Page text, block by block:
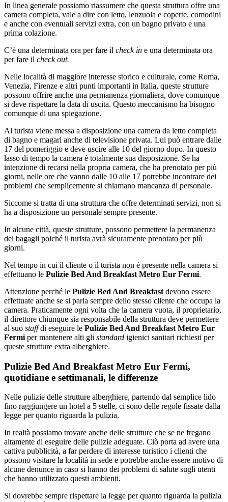
In linea generale possiamo riassumere che questa struttura offre una
camera completa, vale a dire con letto, lenzuola e coperte, comodini
e anche con eventuali servizi extra, con un bagno privato e una
prima colazione.
C’è una determinata ora per fare il check in e una determinata ora
per fare il check out.
Nelle località di maggiore interesse storico e culturale, come Roma,
Venezia, Firenze e altri punti importanti in Italia, queste strutture
possono offrire anche una permanenza giornaliera, dove comunque
si deve rispettare la data di uscita. Questo meccanismo ha bisogno
comunque di una spiegazione.
Al turista viene messa a disposizione una camera da letto completa
di bagno e magari anche di televisione privata. Lui può entrare dalle
17 del pomeriggio e deve uscire alle 10 del giorno dopo. In questo
lasso di tempo la camera è totalmente sua disposizione. Se ha
intenzione di recarsi nella propria camera, che ha prenotato per più
giorni, nelle ore che vanno dalle 10 alle 17 potrebbe incontrare dei
problemi che semplicemente si chiamano mancanza di personale.
Siccome si tratta di una struttura che offre determinati servizi, non si
ha a disposizione un personale sempre presente.
In alcune città, queste strutture, possono permettere la permanenza
dei bagagli poiché il turista avrà sicuramente prenotato per più
giorni.
Nel tempo in cui il cliente o il turista non è presente nella camera si
effettuano le Pulizie Bed And Breakfast Metro Eur Fermi.
Attenzione perché le Pulizie Bed And Breakfast devono essere
effettuate anche se si parla sempre dello stesso cliente che occupa la
camera. Praticamente ogni volta che la camera vuota, il proprietario,
il direttore chiunque sia responsabile della struttura deve permettere
al suo staffdi eseguire le Pulizie Bed And Breakfast Metro Eur
Fermi per mantenere alti gli standard igienici sanitari richiesti per
queste strutture extra alberghiere.
Pulizie Bed And Breakfast Metro Eur Fermi,
quotidiane e settimanali, le differenze
Nelle pulizie delle strutture alberghiere, partendo dal semplice lido
fino raggiungere un hotel a 5 stelle, ci sono delle regole fissate dalla
legge per quanto riguarda la pulizia.
In realtà possiamo trovare anche delle strutture che se ne fregano
altamente di eseguire delle pulizie adeguate. Ciò porta ad avere una
cattiva pubblicità, a far perdere di interesse turistico i clienti che
possono visitare la località in sede e potrebbe anche essere motivo di
alcune denunce in caso si hanno dei problemi di salute sugli utenti
che hanno utilizzato questi ambienti.
Si dovrebbe sempre rispettare la legge per quanto riguarda la pulizia